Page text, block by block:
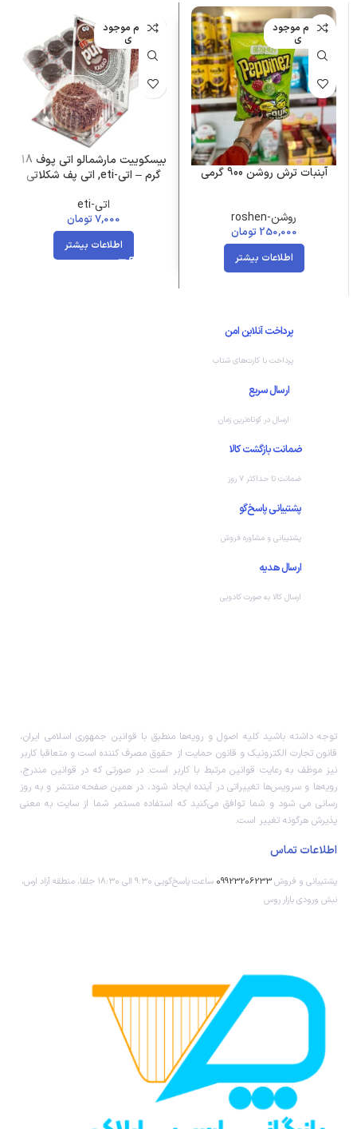
اتمام موجود
ی
آبنبات ترش روشن 900 گرمی
روشن-roshen
250,000 تومان
اطلاعات بیشتر
اتمام موجود
ی
بیسکوییت مارشمالو اتی پوف 18
گرم – اتی-eti, اتی پف شکلاتی
اتی-eti
7,000 تومان
اطلاعات بیشتر
پرداخت آنلاین امن
پرداخت با کارت‌های شتاب
ارسال سریع
ارسال در کوتاه‌ترین زمان
ضمانت بازگشت کالا
ضمانت تا حداکثر ۷ روز
پشتیبانی پاسخ‌گو
پشتیبانی و مشاوره فروش
ارسال هدیه
ارسال کالا به صورت کادویی
توجه داشته باشید کلیه اصول و رویه‏‌ها منطبق با قوانین جمهوری اسلامی ایران،
قانون تجارت الکترونیک و قانون حمایت از حقوق مصرف کننده است و متعاقبا کاربر
نیز موظف به رعایت قوانین مرتبط با کاربر است. در صورتی که در قوانین مندرج،
رویه‏‌ها و سرویس‏‌ها تغییراتی در آینده ایجاد شود، در همین صفحه منتشر و به روز
رسانی می شود و شما توافق می‏‌کنید که استفاده مستمر شما از سایت به معنی
پذیرش هرگونه تغییر است.
اطلاعات تماس
پشتیبانی و فروش09923206233
ساعت پاسخ‌گویی ۹:۳۰ الی ۱۸:۳۰ جلفا، منطقه آزاد ارس،
نبش ورودی بازار روس